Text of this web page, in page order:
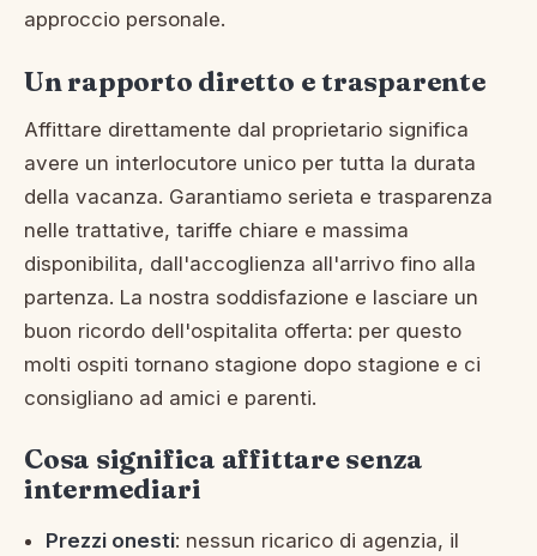
approccio personale.
Un rapporto diretto e trasparente
Affittare direttamente dal proprietario significa
avere un interlocutore unico per tutta la durata
della vacanza. Garantiamo serieta e trasparenza
nelle trattative, tariffe chiare e massima
disponibilita, dall'accoglienza all'arrivo fino alla
partenza. La nostra soddisfazione e lasciare un
buon ricordo dell'ospitalita offerta: per questo
molti ospiti tornano stagione dopo stagione e ci
consigliano ad amici e parenti.
Cosa significa affittare senza
intermediari
Prezzi onesti: nessun ricarico di agenzia, il